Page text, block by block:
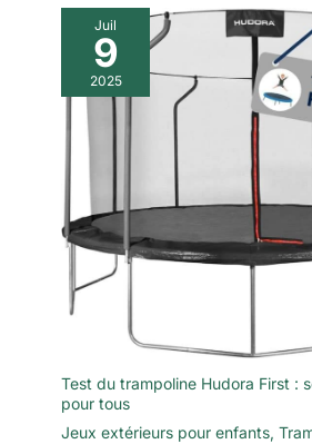
Juil
9
2025
Test du trampoline Hudora First :
pour tous
Jeux extérieurs pour enfants,